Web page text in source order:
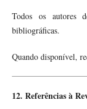
Todos os autores
bibliográficas.
Quando disponível,
12. Referências à